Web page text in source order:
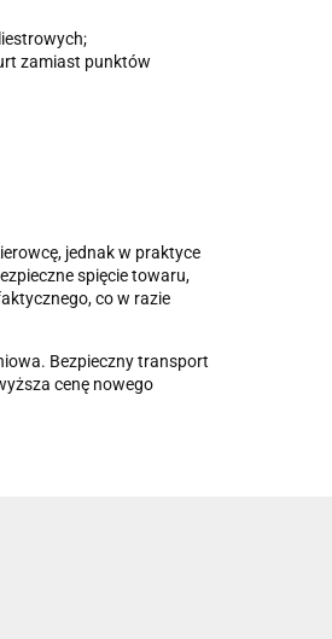
zamiast punktów
jednak w praktyce
spięcie towaru,
co w razie
Bezpieczny transport
cenę nowego